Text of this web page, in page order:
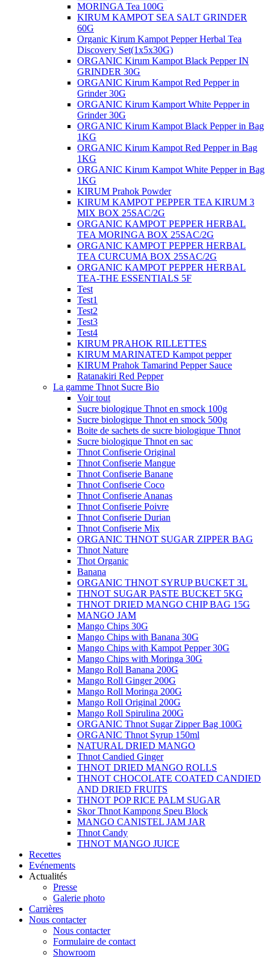
MORINGA Tea 100G
KIRUM KAMPOT SEA SALT GRINDER
60G
Organic Kirum Kampot Pepper Herbal Tea
Discovery Set(1x5x30G)
ORGANIC​ Kirum Kampot Black Pepper IN
GRINDER 30G
ORGANIC Kirum Kampot Red Pepper in
Grinder 30G
ORGANIC Kirum Kamport White Pepper in
Grinder 30G
ORGANIC Kirum Kampot Black Pepper in Bag
1KG
ORGANIC Kirum Kampot Red Pepper in Bag
1KG
ORGANIC​​ Kirum Kampot White Pepper in Bag
1KG
KIRUM Prahok Powder
KIRUM KAMPOT PEPPER TEA KIRUM 3
MIX BOX 25SAC/2G
ORGANIC KAMPOT PEPPER HERBAL
TEA MORINGA BOX 25SAC/2G
ORGANIC KAMPOT PEPPER HERBAL
TEA CURCUMA BOX 25SAC/2G
ORGANIC KAMPOT PEPPER HERBAL
TEA-THE ESSENTIALS 5F
Test
Test1
Test2
Test3
Test4
KIRUM PRAHOK RILLETTES
KIRUM MARINATED Kampot pepper
KIRUM Prahok Tamarind Pepper Sauce
Ratanakiri Red Pepper
La gamme Thnot Sucre Bio
Voir tout
Sucre biologique Thnot en smock 100g
Sucre biologique Thnot en smock 500g
Boite de sachets de sucre biologique Thnot
Sucre biologique Thnot en sac
Thnot Confiserie Original
Thnot Confiserie Mangue
Thnot Confiserie Banane
Thnot Confiserie Coco
Thnot Confiserie Ananas
Thnot Confiserie Poivre
Thnot Confiserie Durian
Thnot Confiserie Mix
ORGANIC THNOT SUGAR ZIPPER BAG
Thnot Nature
Thot Organic
Banana
ORGANIC THNOT SYRUP BUCKET 3L
THNOT SUGAR PASTE BUCKET 5KG
THNOT DRIED MANGO CHIP BAG 15G
MANGO JAM
Mango Chips 30G
Mango Chips with Banana 30G
Mango Chips with Kampot Pepper 30G
Mango Chips with Moringa 30G
Mango Roll Banana 200G
Mango Roll Ginger 200G
Mango Roll Moringa 200G
Mango Roll Original 200G
Mango Roll Spirulina 200G
ORGANIC Thnot Sugar Zipper Bag 100G
ORGANIC Thnot Syrup 150ml
NATURAL DRIED MANGO
Thnot Candied Ginger
THNOT DRIED MANGO ROLLS
THNOT CHOCOLATE COATED CANDIED
AND DRIED FRUITS
THNOT POP RICE PALM SUGAR
Skor Thnot Kampong Speu Block
MANGO CANISTEL JAM JAR
Thnot Candy
THNOT MANGO JUICE
Recettes
Evénements
Actualités
Presse
Galerie photo
Carrières
Nous contacter
Nous contacter
Formulaire de contact
Showroom